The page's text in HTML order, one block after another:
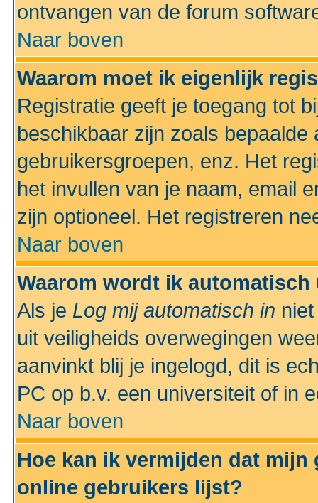
ontvangen van de forum
Naar boven
Waarom moet ik eigenlijk
Registratie geeft je toegang tot
beschikbaar zijn zoals
gebruikersgroepen, enz. Het
het invullen van je naam, email
zijn optioneel. Het registreren
Naar boven
Waarom wordt ik
Als je Log mij automatisch in
uit veiligheids overwegingen
aanvinkt blij je ingelogd, dit is
PC op b.v. een universiteit of in
Naar boven
Hoe kan ik vermijden dat
online gebruikers lijst?